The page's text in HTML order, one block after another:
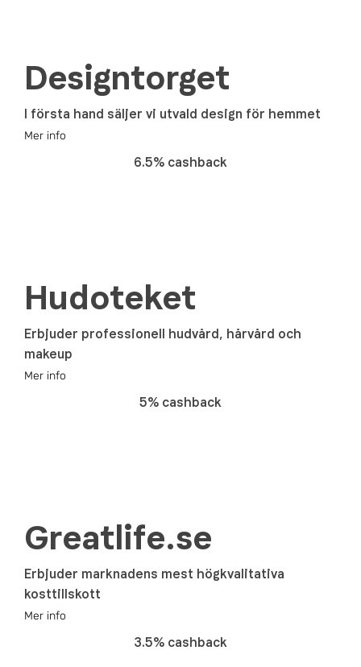
Designtorget
I första hand säljer vi utvald design för hemmet
Mer info
6.5% cashback
Hudoteket
Erbjuder professionell hudvård, hårvård och
makeup
Mer info
5% cashback
Greatlife.se
Erbjuder marknadens mest högkvalitativa
kosttillskott
Mer info
3.5% cashback